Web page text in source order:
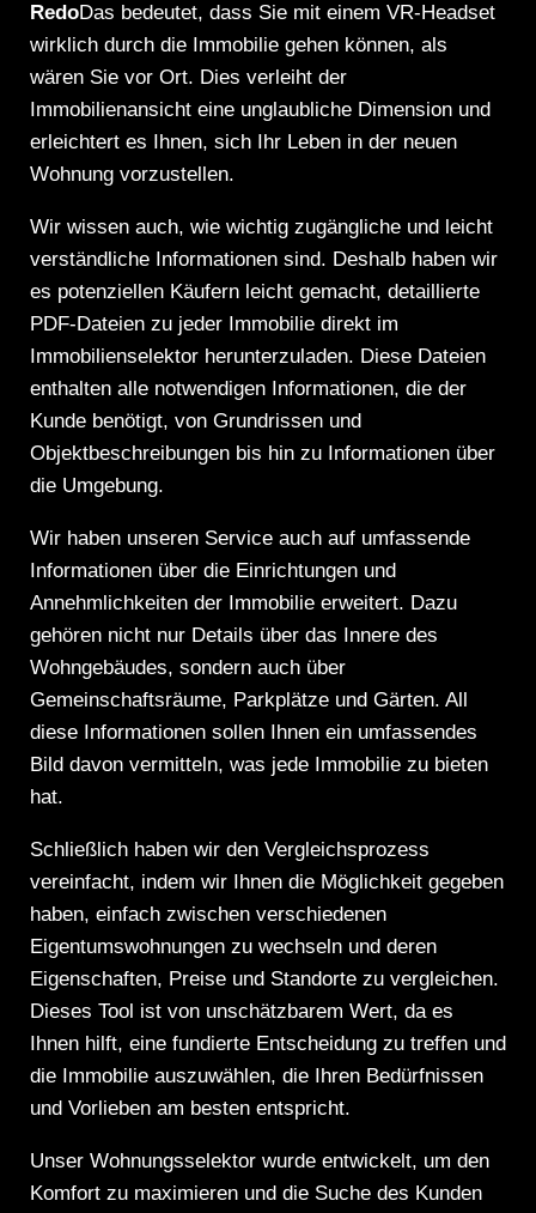
RedoDas bedeutet, dass Sie mit einem VR-Headset
wirklich durch die Immobilie gehen können, als
wären Sie vor Ort. Dies verleiht der
Immobilienansicht eine unglaubliche Dimension und
erleichtert es Ihnen, sich Ihr Leben in der neuen
Wohnung vorzustellen.
Wir wissen auch, wie wichtig zugängliche und leicht
verständliche Informationen sind. Deshalb haben wir
es potenziellen Käufern leicht gemacht, detaillierte
PDF-Dateien zu jeder Immobilie direkt im
Immobilienselektor herunterzuladen. Diese Dateien
enthalten alle notwendigen Informationen, die der
Kunde benötigt, von Grundrissen und
Objektbeschreibungen bis hin zu Informationen über
die Umgebung.
Wir haben unseren Service auch auf umfassende
Informationen über die Einrichtungen und
Annehmlichkeiten der Immobilie erweitert. Dazu
gehören nicht nur Details über das Innere des
Wohngebäudes, sondern auch über
Gemeinschaftsräume, Parkplätze und Gärten. All
diese Informationen sollen Ihnen ein umfassendes
Bild davon vermitteln, was jede Immobilie zu bieten
hat.
Schließlich haben wir den Vergleichsprozess
vereinfacht, indem wir Ihnen die Möglichkeit gegeben
haben, einfach zwischen verschiedenen
Eigentumswohnungen zu wechseln und deren
Eigenschaften, Preise und Standorte zu vergleichen.
Dieses Tool ist von unschätzbarem Wert, da es
Ihnen hilft, eine fundierte Entscheidung zu treffen und
die Immobilie auszuwählen, die Ihren Bedürfnissen
und Vorlieben am besten entspricht.
Unser Wohnungsselektor wurde entwickelt, um den
Komfort zu maximieren und die Suche des Kunden